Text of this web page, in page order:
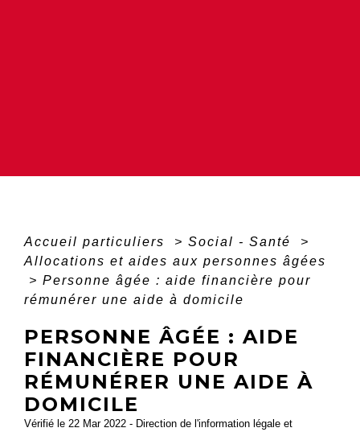
Accueil particuliers > Social - Santé
>
Allocations et aides aux personnes âgées
> Personne âgée : aide financière pour
rémunérer une aide à domicile
PERSONNE ÂGÉE : AIDE
FINANCIÈRE POUR
RÉMUNÉRER UNE AIDE À
DOMICILE
Vérifié le 22 Mar 2022 - Direction de l'information légale et